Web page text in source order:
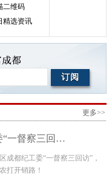
二维码
精选资讯
更多>>
“一督察三回…
成都纪工委“一督察三回访”，
打开销路！